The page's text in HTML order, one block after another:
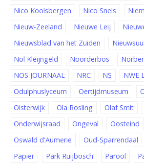
Nico Koolsbergen
Nico Snels
Nieuw-Zeeland
Nieuwe Leij
Nieuwsblad van het Zuiden
Nol Kleijngeld
Noorderbos
NOS JOURNAAL
NRC NS
NWE
Odulphuslyceum
Oertijdmuseum
Oisterwijk
Ola Rosling Olaf Smit
Onderwijsraad
Ongeval
Oosteind
Oswald d'Aumerie
Oud-Sparrendaal
Papier
Park Ruijbosch Parool